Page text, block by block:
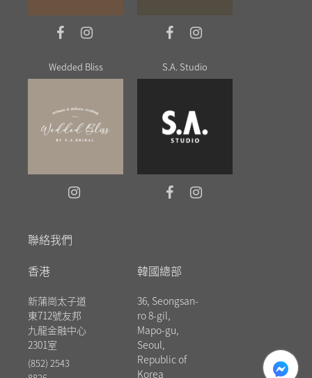
Wedded Bliss S.A. Studio
聯絡我們
香港
新蒲崗太子道
東712號友邦
九龍金融中心
2301室
(852) 2543
韓國總部
36, Seongsan-
ro 8-gil,
Mapo-gu,
Seoul,
Republic of
Korea
messenger